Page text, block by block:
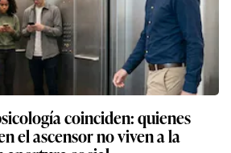
coinciden: quienes
el ascensor no viven a la